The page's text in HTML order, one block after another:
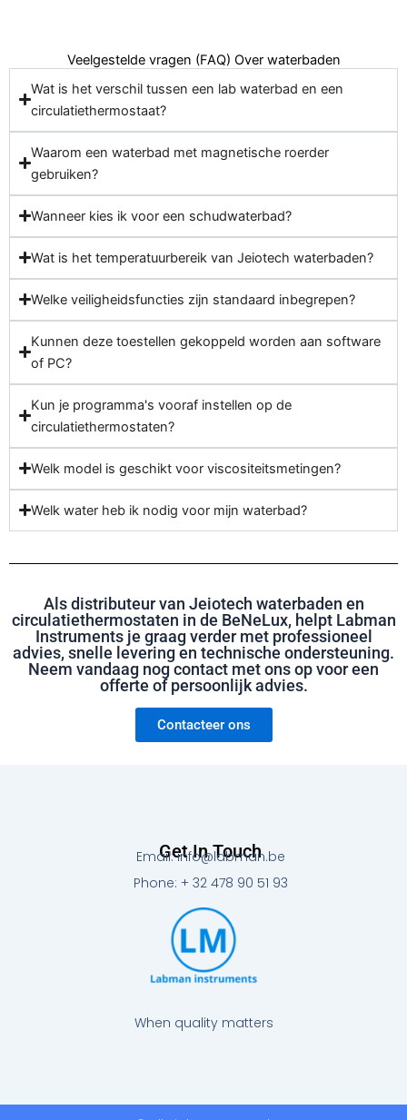
Veelgestelde vragen (FAQ) Over waterbaden
Wat is het verschil tussen een lab waterbad en een
circulatiethermostaat?
Waarom een waterbad met magnetische roerder
gebruiken?
Wanneer kies ik voor een schudwaterbad?
Wat is het temperatuurbereik van Jeiotech waterbaden?
Welke veiligheidsfuncties zijn standaard inbegrepen?
Kunnen deze toestellen gekoppeld worden aan software
of PC?
Kun je programma's vooraf instellen op de
circulatiethermostaten?
Welk model is geschikt voor viscositeitsmetingen?
Welk water heb ik nodig voor mijn waterbad?
Als distributeur van Jeiotech waterbaden en
circulatiethermostaten in de BeNeLux, helpt Labman
Instruments je graag verder met professioneel
advies, snelle levering en technische ondersteuning.
Neem vandaag nog contact met ons op voor een
offerte of persoonlijk advies.
Contacteer ons
When quality matters
Get In Touch
Email: info@labman.be
Phone: + 32 478 90 51 93